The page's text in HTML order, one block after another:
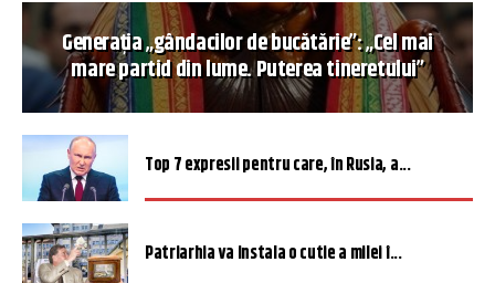
Generația „gândacilor de bucătărie”: „Cel mai
mare partid din lume. Puterea tineretului”
Top 7 expresii pentru care, în Rusia, a...
Patriarhia va instala o cutie a milei î...